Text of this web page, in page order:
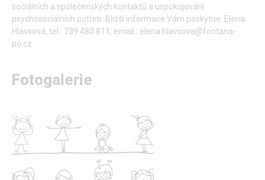
sociálních a společenských kontaktů a uspokojování
psychosociálních potřeb. Bližší informace Vám poskytne: Elena
Hlavsová, tel.: 739 480 811, email.: elena.hlavsova@fontana-
po.cz.
Fotogalerie